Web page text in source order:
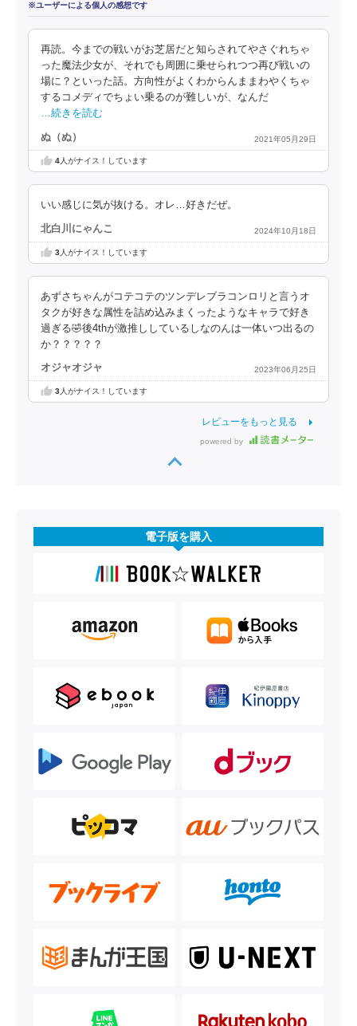
※ユーザーによる個人の感想です
再読。今までの戦いがお芝居だと知らされてやさぐれちゃ
った魔法少女が、それでも周囲に乗せられつつ再び戦いの
場に？といった話。方向性がよくわからんままわやくちゃ
するコメディでちょい乗るのが難しいが、なんだ
…続きを読む
ぬ（ぬ） 2021年05月29日
4人がナイス！しています
いい感じに気が抜ける。オレ…好きだぜ。
北白川にゃんこ 2024年10月18日
3人がナイス！しています
あずさちゃんがコテコテのツンデレブラコンロリと言うオ
タクが好きな属性を詰め込みまくったようなキャラで好き
過ぎる🤣後4thが激推ししているしなのんは一体いつ出るの
か？？？？？
オジャオジャ 2023年06月25日
3人がナイス！しています
レビューをもっと見る
powered by
電子版を購入